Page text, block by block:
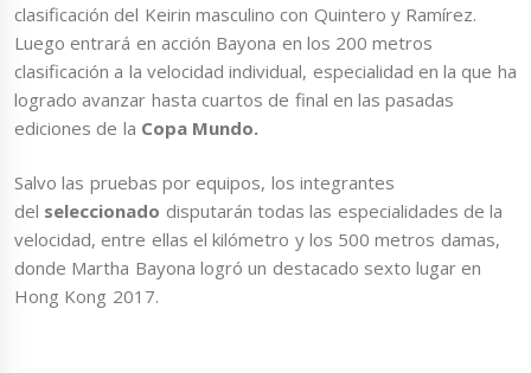
clasificación del Keirin masculino con Quintero y Ramírez.
Luego entrará en acción Bayona en los 200 metros
clasificación a la velocidad individual, especialidad en la que ha
logrado avanzar hasta cuartos de final en las pasadas
ediciones de la Copa Mundo.
Salvo las pruebas por equipos, los integrantes
del seleccionado disputarán todas las especialidades de la
velocidad, entre ellas el kilómetro y los 500 metros damas,
donde Martha Bayona logró un destacado sexto lugar en
Hong Kong 2017.